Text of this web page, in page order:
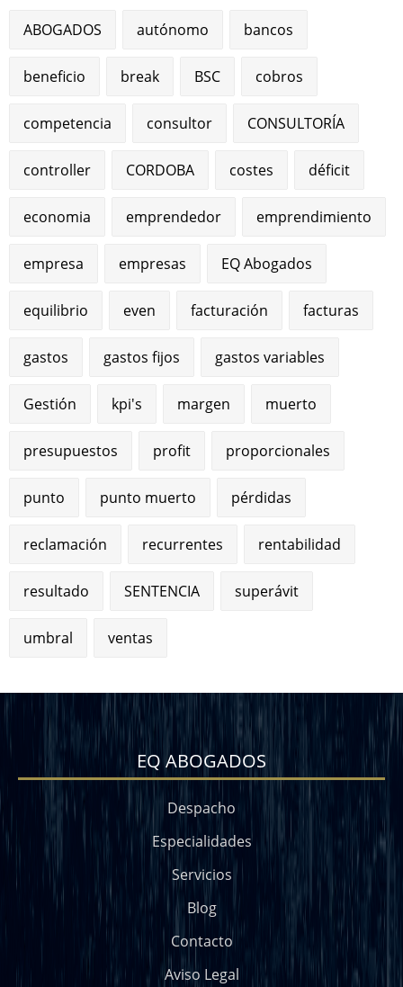
ABOGADOS autónomo bancos
beneficio break BSC cobros
competencia consultor CONSULTORÍA
controller CORDOBA costes déficit
economia emprendedor emprendimiento
empresa empresas EQ Abogados
equilibrio even facturación facturas
gastos gastos fijos gastos variables
Gestión kpi's margen muerto
presupuestos profit proporcionales
punto punto muerto pérdidas
reclamación recurrentes rentabilidad
resultado SENTENCIA superávit
umbral ventas
EQ ABOGADOS
Despacho
Especialidades
Servicios
Blog
Contacto
Aviso Legal